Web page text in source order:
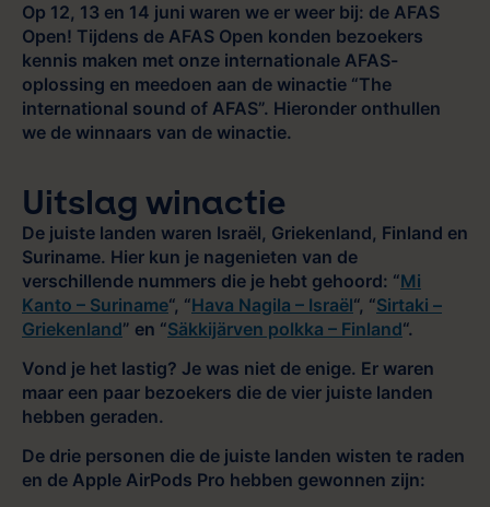
Op 12, 13 en 14 juni waren we er weer bij: de AFAS
Open! Tijdens de AFAS Open konden bezoekers
kennis maken met onze internationale AFAS-
oplossing en meedoen aan de winactie “The
international sound of AFAS”. Hieronder onthullen
we de winnaars van de winactie.
Uitslag winactie
De juiste landen waren Israël, Griekenland, Finland en
Suriname. Hier kun je nagenieten van de
verschillende nummers die je hebt gehoord: “Mi
Kanto – Suriname“, “Hava Nagila – Israël“, “Sirtaki –
Griekenland” en “Säkkijärven polkka – Finland“.
Vond je het lastig? Je was niet de enige. Er waren
maar een paar bezoekers die de vier juiste landen
hebben geraden.
De drie personen die de juiste landen wisten te raden
en de Apple AirPods Pro hebben gewonnen zijn: